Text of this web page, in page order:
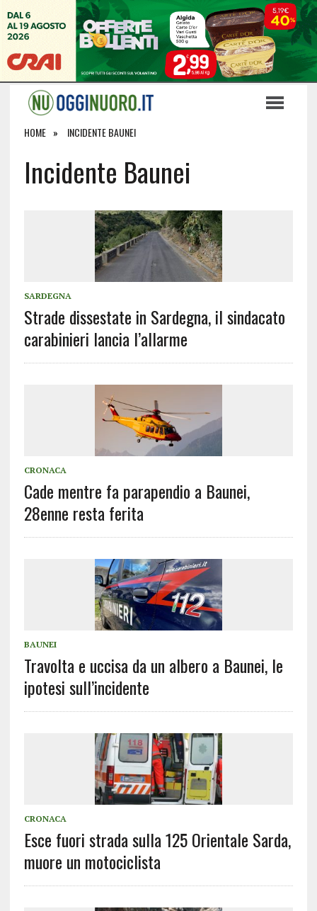
HOME INCIDENTE BAUNEI
Incidente Baunei
SARDEGNA
Strade dissestate in Sardegna, il sindacato
carabinieri lancia l’allarme
CRONACA
Cade mentre fa parapendio a Baunei,
28enne resta ferita
BAUNEI
Travolta e uccisa da un albero a Baunei, le
ipotesi sull’incidente
CRONACA
Esce fuori strada sulla 125 Orientale Sarda,
muore un motociclista